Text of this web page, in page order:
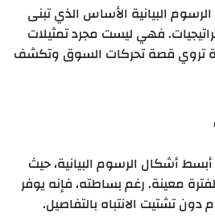
البيانية الأساس الذي تبنى
فهي ليست مجرد تمثيلات
تروي قصة تحركات السوق وتكشف
أشكال الرسوم البيانية، حيث
معينة. رغم بساطته، فإنه يوفر
تشتيت الانتباه بالتفاصيل.